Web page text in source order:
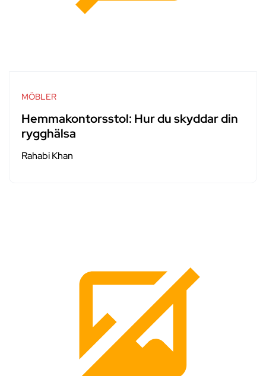
MÖBLER
Hemmakontorsstol: Hur du skyddar din
rygghälsa
Rahabi Khan